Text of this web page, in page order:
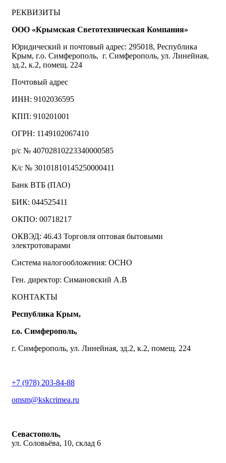
РЕКВИЗИТЫ
ООО «Крымская Светотехническая Компания»
Юридический и почтовый адрес: 295018, Республика
Крым, г.о. Симферополь, г. Симферополь, ул. Линейная,
зд.2, к.2, помещ. 224
Почтовый адрес
ИНН: 9102036595
КПП: 910201001
ОГРН: 1149102067410
р/с № 40702810223340000585
К/с № 30101810145250000411
Банк ВТБ (ПАО)
БИК: 044525411
ОКПО: 00718217
ОКВЭД: 46.43 Торговля оптовая бытовыми
электротоварами
Система налогообложения: ОСНО
Ген. директор: Симановский А.В
КОНТАКТЫ
Республика Крым,
г.о. Симферополь,
г. Симферополь, ул. Линейная, зд.2, к.2, помещ. 224
+7 (978) 203-84-88
omsm@kskcrimea.ru
Севастополь,
ул. Соловьёва, 10, склад 6